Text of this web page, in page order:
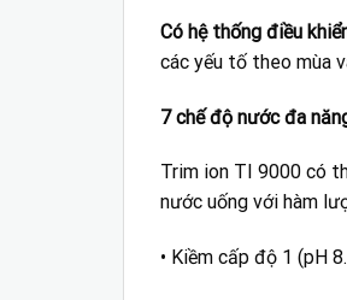
Có hệ thống điều
các yếu tố theo mùa
7 chế độ nước đa
Trim ion TI 9000 có
nước uống với hàm
• Kiềm cấp độ 1 (pH